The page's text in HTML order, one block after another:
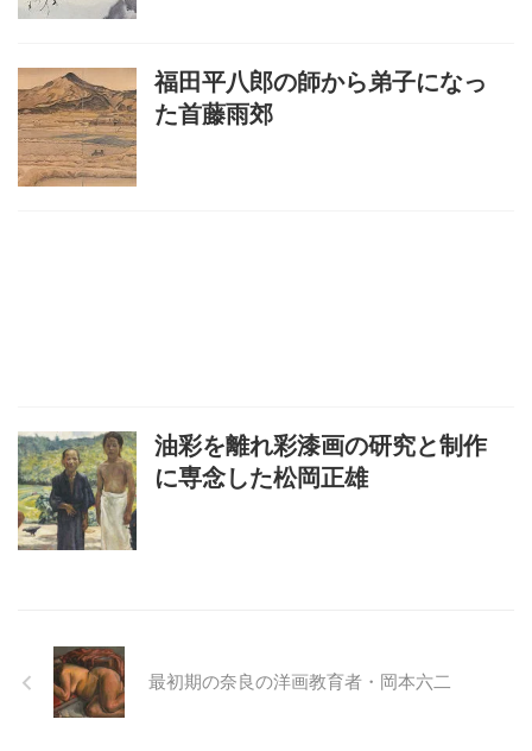
福田平八郎の師から弟子になっ
た首藤雨郊
油彩を離れ彩漆画の研究と制作
に専念した松岡正雄
最初期の奈良の洋画教育者・岡本六二